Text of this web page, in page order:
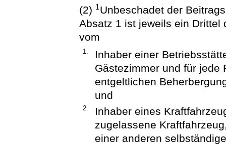
(2) 1Unbeschadet der
Absatz 1 ist jeweils ein Drittel
vom
1.
Inhaber einer
Gästezimmer und für jede
entgeltlichen
und
2.
Inhaber eines
zugelassene
einer anderen